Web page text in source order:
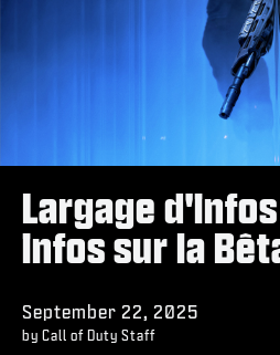
Largage
infos sur la
September 22, 2025
by Call of Duty Staff